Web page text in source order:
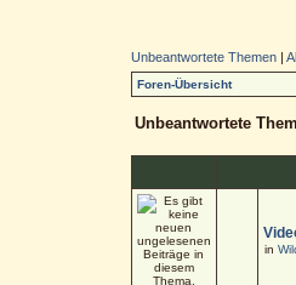
Unbeantwortete Themen|
Foren-Übersicht
Unbeantwortete
in